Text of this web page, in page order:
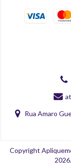
Rua Amaro
Copyright